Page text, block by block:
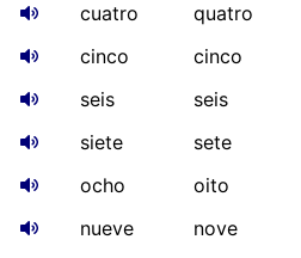
cuatro
quatro
cinco
cinco
seis
seis
siete
sete
ocho
oito
nueve
nove